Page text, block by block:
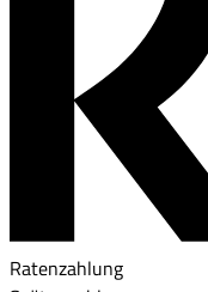
Ratenzahlung